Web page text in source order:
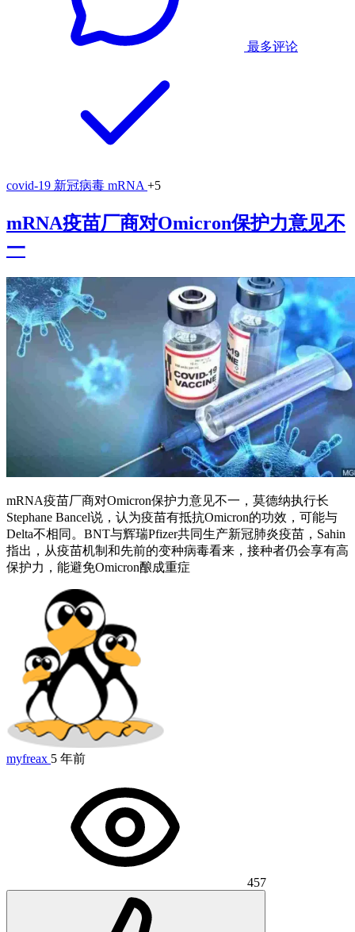
最多评论
covid-19 新冠病毒 mRNA +5
mRNA疫苗厂商对Omicron保护力意见不
一
mRNA疫苗厂商对Omicron保护力意见不一，莫德纳执行长
Stephane Bancel说，认为疫苗有抵抗Omicron的功效，可能与
Delta不相同。BNT与辉瑞Pfizer共同生产新冠肺炎疫苗，Sahin
指出，从疫苗机制和先前的变种病毒看来，接种者仍会享有高
保护力，能避免Omicron酿成重症
myfreax 5 年前
457